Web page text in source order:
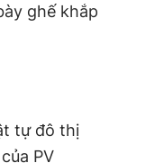
ghế khắp
tự đô thị
PV